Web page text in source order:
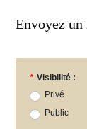
Envoyez
* Visibilité :
Privé
Public